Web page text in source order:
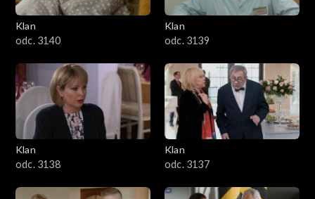
Klan
odc. 3140
Klan
odc. 3139
Klan
odc. 3138
Klan
odc. 3137